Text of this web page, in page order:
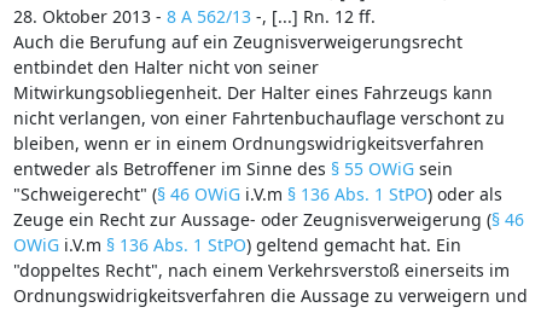
28. Oktober 2013 - 8 A 562/13-, [...] Rn. 12 ff.
Auch die Berufung auf ein Zeugnisverweigerungsrecht
entbindet den Halter nicht von seiner
Mitwirkungsobliegenheit. Der Halter eines Fahrzeugs kann
nicht verlangen, von einer Fahrtenbuchauflage verschont zu
bleiben, wenn er in einem Ordnungswidrigkeitsverfahren
entweder als Betroffener im Sinne des § 55 OWiGsein
"Schweigerecht" (§ 46 OWiGi.V.m § 136 Abs. 1 StPO) oder als
Zeuge ein Recht zur Aussage- oder Zeugnisverweigerung (§ 46
OWiGi.V.m § 136 Abs. 1 StPO) geltend gemacht hat. Ein
"doppeltes Recht", nach einem Verkehrsverstoß einerseits im
Ordnungswidrigkeitsverfahren die Aussage zu verweigern und